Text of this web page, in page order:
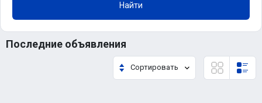
Найти
Последние объявления
Сортировать